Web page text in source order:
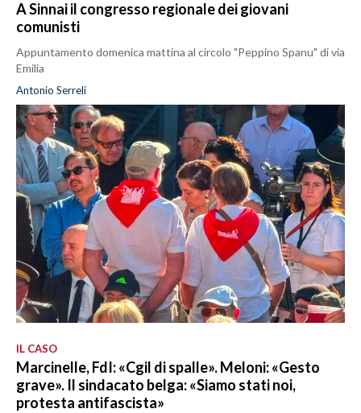
A Sinnai il congresso regionale dei giovani
comunisti
Appuntamento domenica mattina al circolo "Peppino Spanu" di via
Emilia
Antonio Serreli
IL CASO
Marcinelle, FdI: «Cgil di spalle». Meloni: «Gesto
grave». Il sindacato belga: «Siamo stati noi,
protesta antifascista»